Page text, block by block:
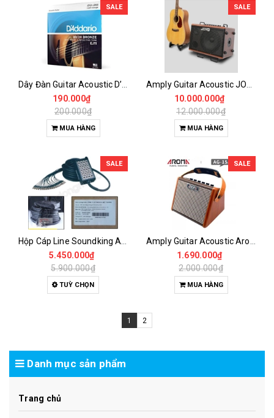
SALE
190.000₫
200.000₫
MUA HÀNG
SALE
10.000.000₫
12.000.000₫
MUA HÀNG
SALE
5.450.000₫
5.900.000₫
TUỲ CHỌN
SALE
1.690.000₫
2.000.000₫
MUA HÀNG
1 2
Danh mục sản phẩm
Trang chủ